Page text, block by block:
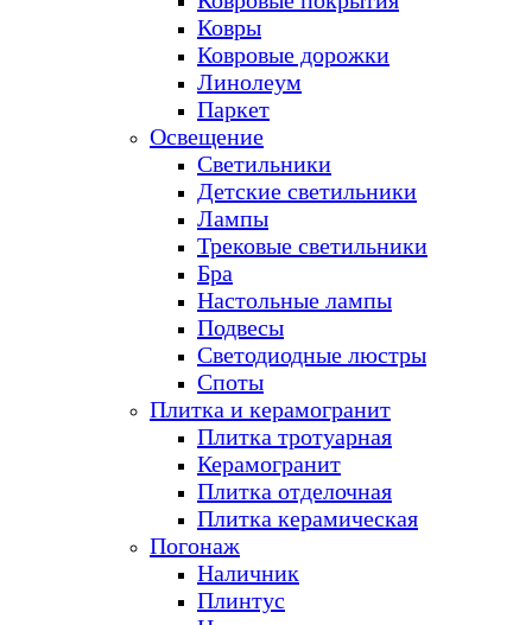
Ковры
Ковровые дорожки
Линолеум
Паркет
Освещение
Светильники
Детские светильники
Лампы
Трековые светильники
Бра
Настольные лампы
Подвесы
Светодиодные люстры
Споты
Плитка и керамогранит
Плитка тротуарная
Керамогранит
Плитка отделочная
Плитка керамическая
Погонаж
Наличник
Плинтус